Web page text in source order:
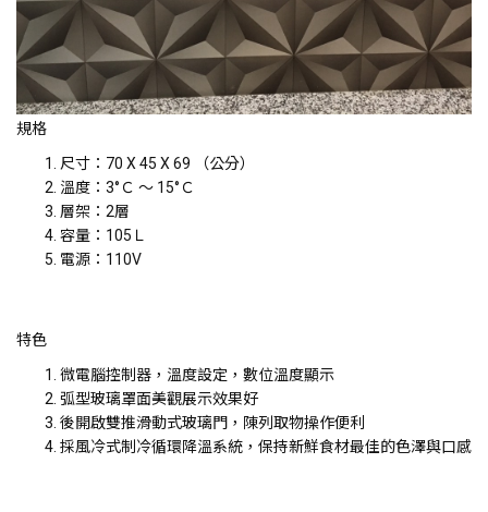
規格
尺寸：70 X 45 X 69 （公分）
溫度：3°Ｃ ～ 15°Ｃ
層架：2層
容量：105Ｌ
電源：110V
特色
微電腦控制器，溫度設定，數位溫度顯示
弧型玻璃罩面美觀展示效果好
後開啟雙推滑動式玻璃門，陳列取物操作便利
採風冷式制冷循環降溫系統，保持新鮮食材最佳的色澤與口感